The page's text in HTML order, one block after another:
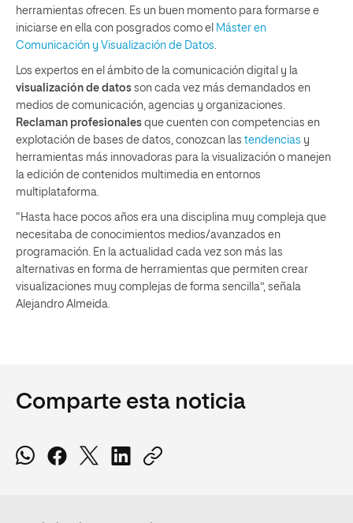
herramientas ofrecen. Es un buen momento para formarse e
iniciarse en ella con posgrados como el Máster en
Comunicación y Visualización de Datos.
Los expertos en el ámbito de la comunicación digital y la
visualización de datos son cada vez más demandados en
medios de comunicación, agencias y organizaciones.
Reclaman profesionales que cuenten con competencias en
explotación de bases de datos, conozcan las tendencias y
herramientas más innovadoras para la visualización o manejen
la edición de contenidos multimedia en entornos
multiplataforma.
“Hasta hace pocos años era una disciplina muy compleja que
necesitaba de conocimientos medios/avanzados en
programación. En la actualidad cada vez son más las
alternativas en forma de herramientas que permiten crear
visualizaciones muy complejas de forma sencilla”, señala
Alejandro Almeida.
Comparte esta noticia